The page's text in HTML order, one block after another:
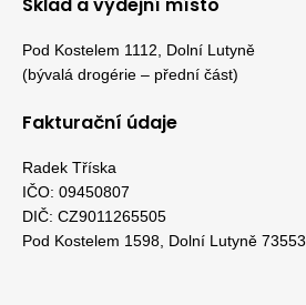
Pod Kostelem 1112, Dolní Lutyně
(bývalá drogérie – přední část)
Fakturační údaje
Radek Tříska
IČO: 09450807
DIČ: CZ9011265505
Pod Kostelem 1598, Dolní Lutyně 73553